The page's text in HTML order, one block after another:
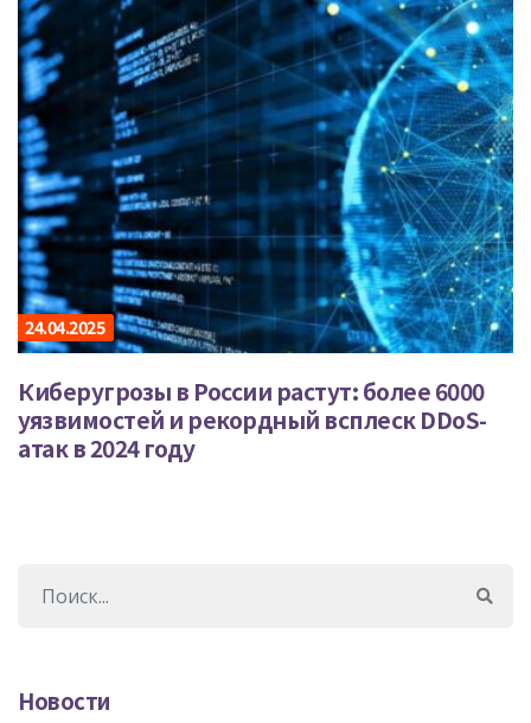
24.04.2025
Киберугрозы в России растут: более 6000
уязвимостей и рекордный всплеск DDoS-
атак в 2024 году
Новости